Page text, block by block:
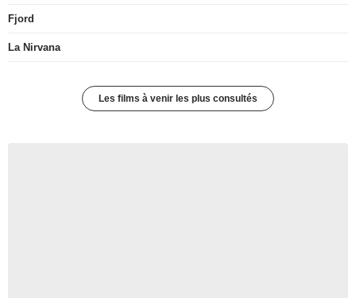
Fjord
La Nirvana
Les films à venir les plus consultés